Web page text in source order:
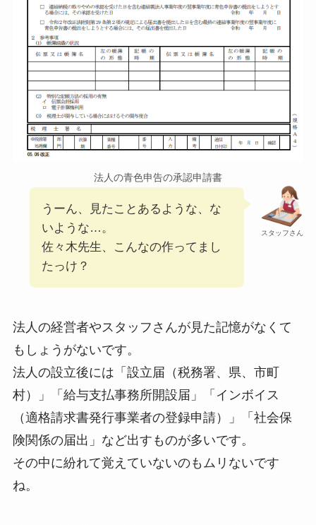
法人の青色申告の承認申請書
スタッフさん
うーん、見たことあるような、な
いような…。
佐々木先生、こんなの作ってまし
たっけ？
法人の経営者やスタッフさんが見た記憶がなくて
もしょうがないです。
法人の設立後には「設立届（税務署、県、市町
村）」「給与支払事務所開設届」「インボイス
（適格請求書発行事業者の登録申請）」「社会保
険関係の届出」など出すものが多いです。
その中に紛れて覚えていないのもムリないです
ね。